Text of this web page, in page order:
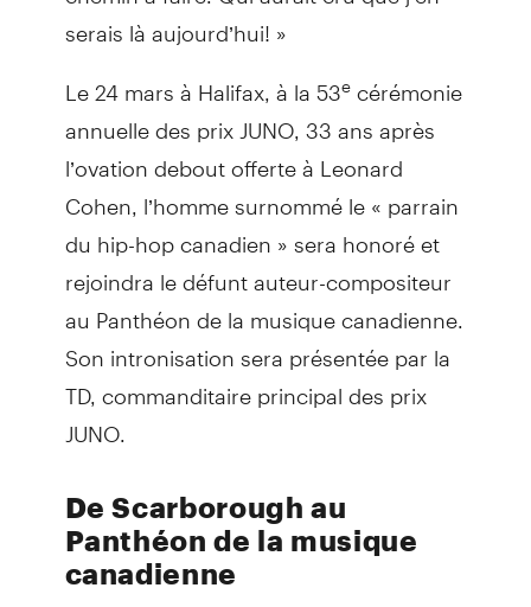
serais là aujourd’hui! »
Le 24 mars à Halifax, à la 53ecérémonie
annuelle des prix JUNO, 33 ans après
l’ovation debout offerte à Leonard
Cohen, l’homme surnommé le « parrain
du hip-hop canadien » sera honoré et
rejoindra le défunt auteur-compositeur
au Panthéon de la musique canadienne.
Son intronisation sera présentée par la
TD, commanditaire principal des prix
JUNO.
De Scarborough au
Panthéon de la musique
canadienne